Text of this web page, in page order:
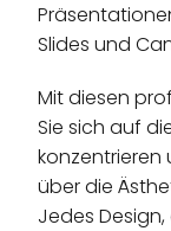
Slides und
Mit diesen
Sie sich auf
konzentrieren
über die
Jedes